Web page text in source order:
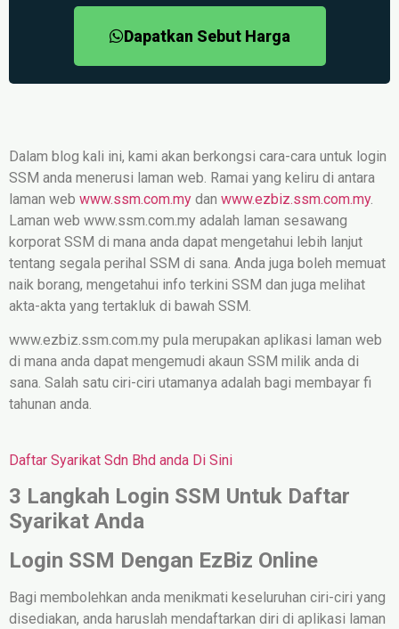
Dapatkan Sebut Harga
Dalam blog kali ini, kami akan berkongsi cara-cara untuk login
SSM anda menerusi laman web. Ramai yang keliru di antara
laman web www.ssm.com.my dan www.ezbiz.ssm.com.my.
Laman web www.ssm.com.my adalah laman sesawang
korporat SSM di mana anda dapat mengetahui lebih lanjut
tentang segala perihal SSM di sana. Anda juga boleh memuat
naik borang, mengetahui info terkini SSM dan juga melihat
akta-akta yang tertakluk di bawah SSM.
www.ezbiz.ssm.com.my pula merupakan aplikasi laman web
di mana anda dapat mengemudi akaun SSM milik anda di
sana. Salah satu ciri-ciri utamanya adalah bagi membayar fi
tahunan anda.
Daftar Syarikat Sdn Bhd anda Di Sini
3 Langkah Login SSM Untuk Daftar
Syarikat Anda
Login SSM Dengan EzBiz Online
Bagi membolehkan anda menikmati keseluruhan ciri-ciri yang
disediakan, anda haruslah mendaftarkan diri di aplikasi laman